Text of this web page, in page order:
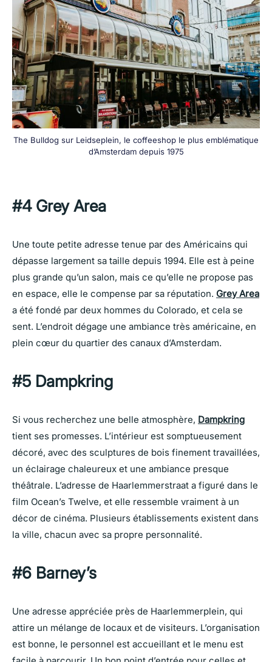
The Bulldog sur Leidseplein, le coffeeshop le plus emblématique
d’Amsterdam depuis 1975
#4 Grey Area
Une toute petite adresse tenue par des Américains qui
dépasse largement sa taille depuis 1994. Elle est à peine
plus grande qu’un salon, mais ce qu’elle ne propose pas
en espace, elle le compense par sa réputation. Grey Area
a été fondé par deux hommes du Colorado, et cela se
sent. L’endroit dégage une ambiance très américaine, en
plein cœur du quartier des canaux d’Amsterdam.
#5 Dampkring
Si vous recherchez une belle atmosphère, Dampkring
tient ses promesses. L’intérieur est somptueusement
décoré, avec des sculptures de bois finement travaillées,
un éclairage chaleureux et une ambiance presque
théâtrale. L’adresse de Haarlemmerstraat a figuré dans le
film Ocean’s Twelve, et elle ressemble vraiment à un
décor de cinéma. Plusieurs établissements existent dans
la ville, chacun avec sa propre personnalité.
#6 Barney’s
Une adresse appréciée près de Haarlemmerplein, qui
attire un mélange de locaux et de visiteurs. L’organisation
est bonne, le personnel est accueillant et le menu est